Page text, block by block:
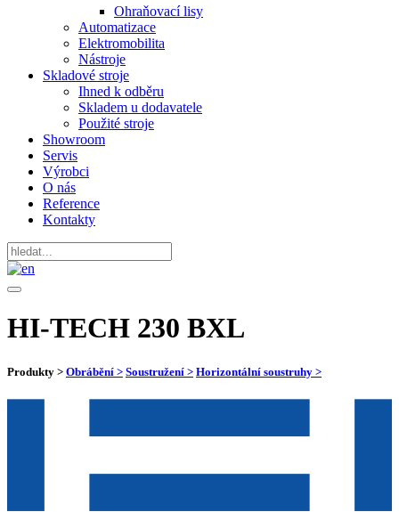
Ohraňovací lisy
Automatizace
Elektromobilita
Nástroje
Skladové stroje
Ihned k odběru
Skladem u dodavatele
Použité stroje
Showroom
Servis
Výrobci
O nás
Reference
Kontakty
HI-TECH 230 BXL
Produkty > Obrábění > Soustružení > Horizontální soustruhy >